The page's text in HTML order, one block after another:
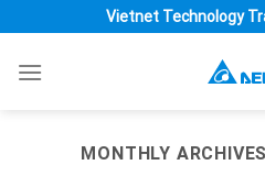
to
content
Vietnet Technology
MONTHLY